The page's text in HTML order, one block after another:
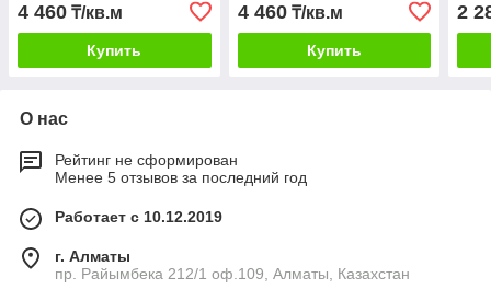
4 460 ₸/кв.м
Купить
4 460₸/кв.м
Купить
2
О нас
Рейтинг не сформирован
Менее 5 отзывов за последний год
Работает с 10.12.2019
г. Алматы
пр. Райымбека 212/1 оф.109, Алматы, Казахстан